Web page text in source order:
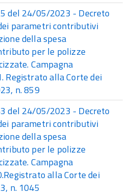
del 24/05/2023 - Decreto
parametri contributivi
della spesa
per le polizze
Campagna
Registrato alla Corte dei
n. 859
del 24/05/2023 - Decreto
parametri contributivi
della spesa
per le polizze
Campagna
alla Corte dei
n. 1045